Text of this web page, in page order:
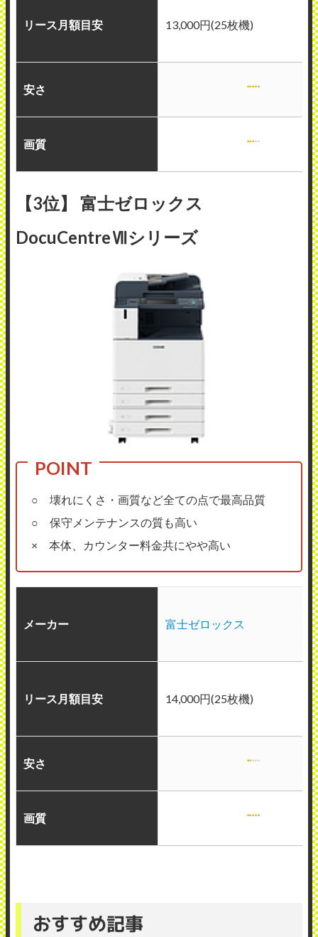
リース月額目安 13,000円(25枚機)
安さ
画質
【3位】 富士ゼロックス
DocuCentreⅦシリーズ
○ 壊れにくさ・画質など全ての点で最高品質
○ 保守メンテナンスの質も高い
× 本体、カウンター料金共にやや高い
メーカー 富士ゼロックス
リース月額目安 14,000円(25枚機)
安さ
画質
おすすめ記事